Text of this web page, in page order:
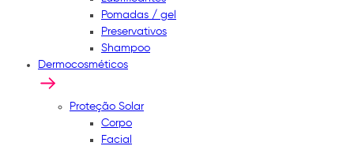
Pomadas / gel
Preservativos
Shampoo
Dermocosméticos
Proteção Solar
Corpo
Facial